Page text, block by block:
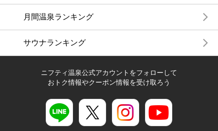
月間温泉ランキング
サウナランキング
ニフティ温泉公式アカウントをフォローして
おトク情報やクーポン情報を受け取ろう